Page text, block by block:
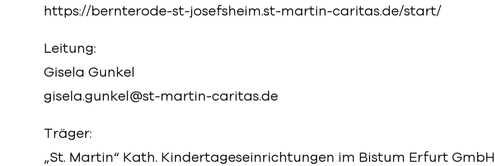
https://bernterode-st-josefsheim.st-martin-caritas.de/start/
Leitung:
Gisela Gunkel
gisela.gunkel@st-martin-caritas.de
Träger:
„St. Martin“ Kath. Kindertageseinrichtungen im Bistum Erfurt GmbH